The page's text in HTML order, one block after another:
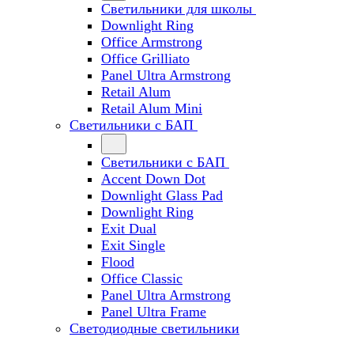
Светильники для школы
Downlight Ring
Office Armstrong
Office Grilliato
Panel Ultra Armstrong
Retail Alum
Retail Alum Mini
Светильники с БАП
Светильники с БАП
Accent Down Dot
Downlight Glass Pad
Downlight Ring
Exit Dual
Exit Single
Flood
Office Classic
Panel Ultra Armstrong
Panel Ultra Frame
Светодиодные светильники